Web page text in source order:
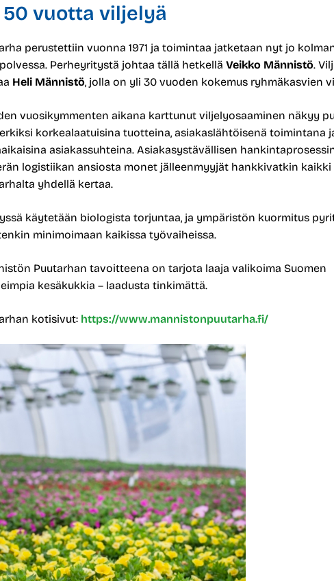
50 vuotta viljelyä
perustettiin vuonna 1971 ja toimintaa jatketaan nyt jo
Perheyritystä johtaa tällä hetkellä Veikko Männistö.
Heli Männistö, jolla on yli 30 vuoden kokemus ryhmäkasvien
vuosikymmenten aikana karttunut viljelyosaaminen näkyy
korkealaatuisina tuotteina, asiakaslähtöisenä toimintana
asiakassuhteina. Asiakasystävällisen
logistiikan ansiosta monet jälleenmyyjät hankkivatkin
yhdellä kertaa.
käytetään biologista torjuntaa, ja ympäristön kuormitus
minimoimaan kaikissa työvaiheissa.
Puutarhan tavoitteena on tarjota laaja valikoima Suomen
kesäkukkia – laadusta tinkimättä.
kotisivut: https://www.mannistonpuutarha.fi/